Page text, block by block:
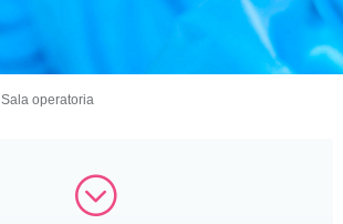
Sala operatoria
;